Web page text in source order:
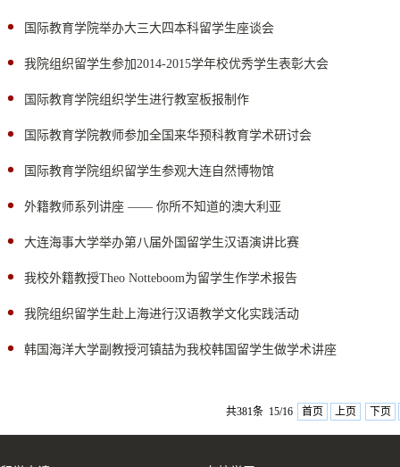
国际教育学院举办大三大四本科留学生座谈会
我院组织留学生参加2014-2015学年校优秀学生表彰大会
国际教育学院组织学生进行教室板报制作
国际教育学院教师参加全国来华预科教育学术研讨会
国际教育学院组织留学生参观大连自然博物馆
外籍教师系列讲座 —— 你所不知道的澳大利亚
大连海事大学举办第八届外国留学生汉语演讲比赛
我校外籍教授Theo Notteboom为留学生作学术报告
我院组织留学生赴上海进行汉语教学文化实践活动
韩国海洋大学副教授河镇喆为我校韩国留学生做学术讲座
共381条 15/16 首页 上页 下页